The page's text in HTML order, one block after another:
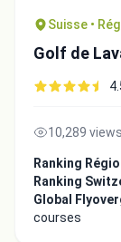
Suisse •
Golf de
10,289 views
Ranking
Ranking
Global
courses